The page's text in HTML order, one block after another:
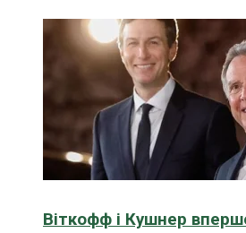
Віткофф і Кушнер